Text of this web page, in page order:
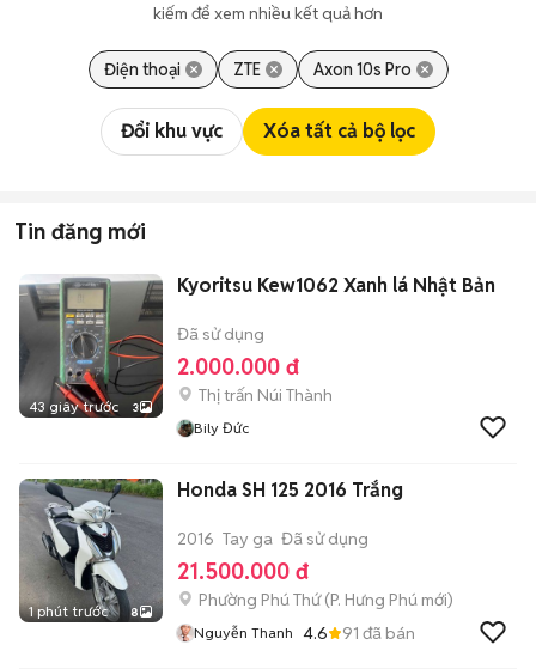
kiếm để xem nhiều kết quả hơn
Điện thoại ZTE Axon 10s Pro
Đổi khu vực Xóa tất cả bộ lọc
Tin đăng mới
43 giây trước 3
Kyoritsu Kew1062 Xanh lá Nhật Bản
Đã sử dụng
2.000.000 đ
Thị trấn Núi Thành
Bily Đức
1 phút trước 8
Honda SH 125 2016 Trắng
2016 Tay ga Đã sử dụng
21.500.000 đ
Phường Phú Thứ(P. Hưng Phú mới)
Nguyễn Thanh 4.6 91 đã bán